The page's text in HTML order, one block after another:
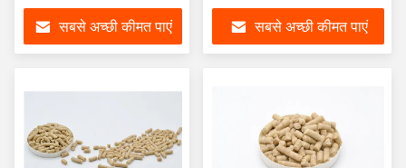
सबसे अच्छी कीमत पाएं सबसे अच्छी कीमत पाएं